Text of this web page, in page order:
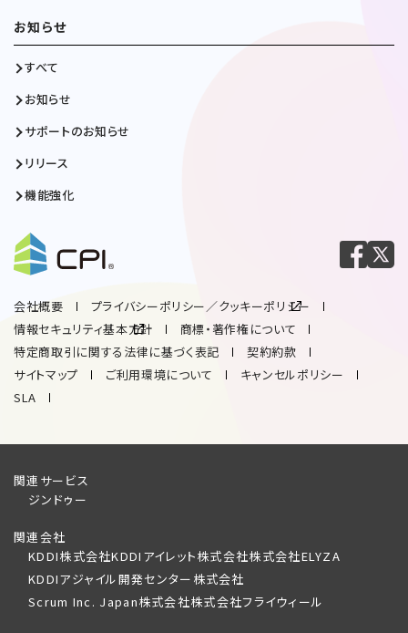
お知らせ
すべて
お知らせ
サポートのお知らせ
リリース
機能強化
会社概要
プライバシーポリシー／クッキーポリシー
情報セキュリティ基本方針
商標・著作権について
特定商取引に関する法律に基づく表記
契約約款
サイトマップ
ご利用環境について
キャンセルポリシー
SLA
関連サービス
ジンドゥー
関連会社
KDDI株式会社KDDIアイレット株式会社株式会社ELYZA
KDDIアジャイル開発センター株式会社
Scrum Inc. Japan株式会社株式会社フライウィール